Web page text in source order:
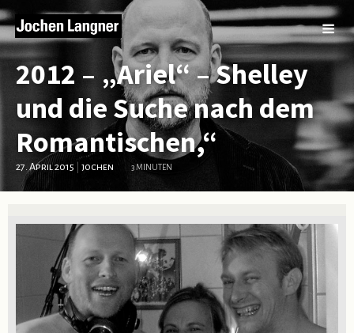
2012 – „Ariel“ – Shelley
und die Suche nach dem
Romantischen,“
27. April 2015 jochen 3 MINUTEN